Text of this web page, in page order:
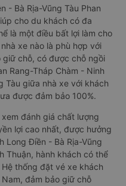
- Bà Rịa-Vũng Tàu Phan
cho du khách có đa
là một điều bất lợi làm cho
xe nào là phù hợp với
giữ chỗ, có được chỗ ngồi
Rang-Tháp Chàm - Ninh
Tàu giữa nhà xe với khách
được đảm bảo 100%.
đánh giá chất lượng
lợi cao nhất, được hưởng
Long Điền - Bà Rịa-Vũng
Thuận, hành khách có thể
Hệ thống đặt vé xe khách
đảm bảo giữ chỗ